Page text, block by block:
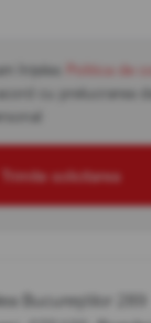
înțeles
Politica de
cu prelucrarea
Trimite solicitarea
Bucureștilor 289